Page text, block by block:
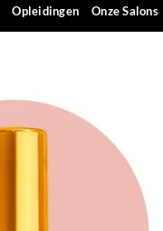
Opleidingen Onze Salons